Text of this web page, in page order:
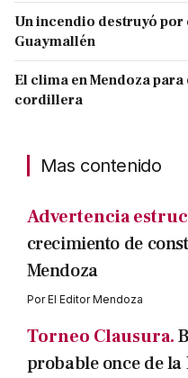
Un incendio destruyó por
Guaymallén
El clima en Mendoza
cordillera
Mas contenido
Advertencia
crecimiento de
Mendoza
PorEl Editor Mendoza
Torneo Clausura.
probable once de